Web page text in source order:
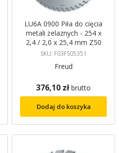
LU6A 0900 Piła do cięcia
metali żelaznych - 254 x
2,4 / 2,0 x 25,4 mm Z50
DTCG, 0 FREUD
SKU: F03FS05351
Freud
376,10 zł brutto
Dodaj do koszyka